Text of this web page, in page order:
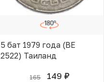
5 бат 1979 года (BE
2522) Таиланд
165 149 руб.
В КОРЗИНЕ